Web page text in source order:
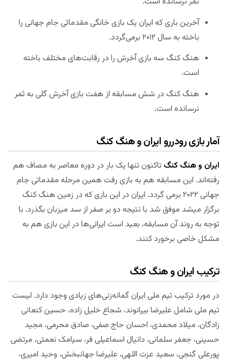
آخرین باری که ایران یک بازی خانگی مقدماتی جام جهانی را
باخته به سال ۲۰۱۲ برمی‌گردد.
هنگ کنگ سه بازی آخرش را در رقابت‌های مختلف باخته
است.
هنگ کنگ در شش مسابقه از هفت بازی آخرش گلی به ثمر
نرسانده است.
آمار بازی رودررو ایران و هنگ کنگ
ایران و هنگ کنگ تاکنون تنها یک بار در دوره معاصر به مصاف هم
رفته‌اند. این مسابقه هم به بازی رفت همین مرحله مقدماتی جام
جهانی ۲۰۲۲ برمی گردد. ایران در این بازی که در زمین هنگ کنگ
برگزار میشد موفق شد با نتیجه دو بر صفر از سد میزبان بگذرد. با
توجه به روند آن مسابقه، بعید است ایرانی‌ها در این بازی هم به
مشکل خاصی برخورد کنند.
ترکیب ایران و هنگ کنگ
در مورد ترکیب تیم ملی ایران گمانه‌زنی‌های زیادی وجود دارد. لیست
تیم ملی شامل علیرضا بیرانوند، شجاع خلیل‌ زاده، حسین کنعانی
زادگان، میلاد محمدی، احسان حاج صفی، صادق محرمی، مجید
حسینی، جعفر سلمانی، دانیال اسماعیلی فر، سیامک نعمتی، مرتضی
پورعلی گنجی، سعید عزت اللهی، علیرضا جهانبخش، وحید امیری،